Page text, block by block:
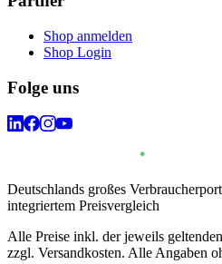
Shop anmelden
Shop Login
Folge uns
Deutschlands großes
integriertem Preisvergleich
Alle Preise inkl. der jeweils
zzgl. Versandkosten. Alle Angaben